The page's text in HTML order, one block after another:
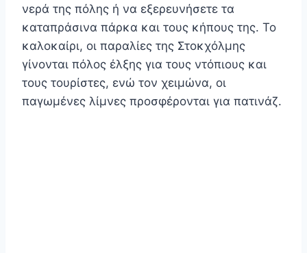
νερά της πόλης ή να εξερευνήσετε τα
καταπράσινα πάρκα και τους κήπους της. Το
καλοκαίρι, οι παραλίες της Στοκχόλμης
γίνονται πόλος έλξης για τους ντόπιους και
τους τουρίστες, ενώ τον χειμώνα, οι
παγωμένες λίμνες προσφέρονται για πατινάζ.